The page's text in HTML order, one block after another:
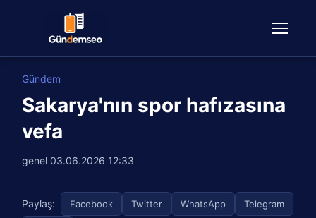
Gündem
Sakarya'nın spor hafızasına
vefa
genel 03.06.2026 12:33
Paylaş: Facebook Twitter WhatsApp Telegram